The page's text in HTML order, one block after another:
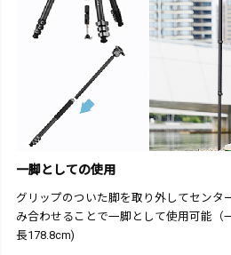
一脚としての使用
グリップのついた脚を取り外してセンタ
み合わせることで一脚として使用可能（
長178.8cm)